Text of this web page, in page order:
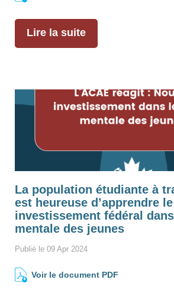
Lire la suite
La population étudiante à
est heureuse d’apprendre
investissement fédéral
mentale des jeunes
Publié le 09 Apr 2024
Voir le document PDF